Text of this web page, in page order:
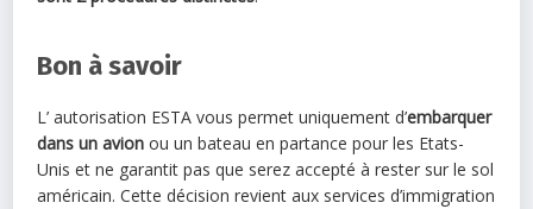
Bon à savoir
L’ autorisation ESTA vous permet uniquement d’embarquer
dans un avion ou un bateau en partance pour les Etats-
Unis et ne garantit pas que serez accepté à rester sur le sol
américain. Cette décision revient aux services d’immigration